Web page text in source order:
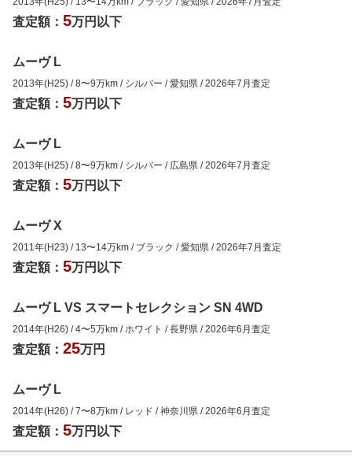
査定額： 5万円以下
ムーヴ L
2013年(H25) /8〜9万km / シルバー /愛知県 /2026年7月査定
査定額： 5万円以下
ムーヴ L
2013年(H25) /8〜9万km / シルバー / 広島県 /2026年7月査定
査定額： 5万円以下
ムーヴ X
2011年(H23) / 13〜14万km / ブラック /愛知県 /2026年7月査定
査定額： 5万円以下
ムーヴ L VS スマートセレクション SN 4WD
2014年(H26) /4〜5万km / ホワイト /長野県 /2026年6月査定
査定額： 25万円
ムーヴ L
2014年(H26) /7〜8万km / レッド /神奈川県 /2026年6月査定
査定額： 5万円以下